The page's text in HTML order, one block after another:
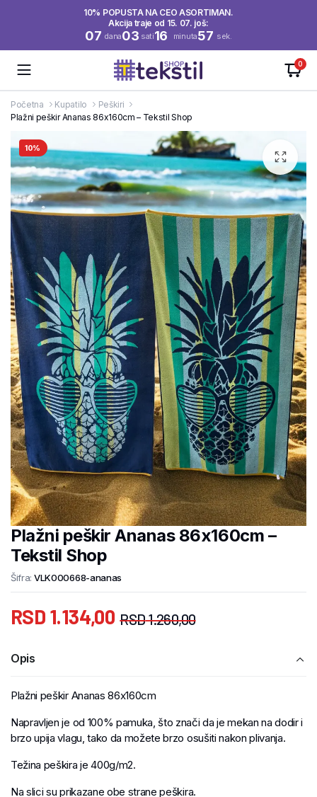
10% POPUSTA NA CEO ASORTIMAN.
Akcija traje od 15. 07. još:
07 dana03 sati16 minuta57 sek.
0
Početna Kupatilo
Peškiri
Plažni peškir Ananas 86x160cm – Tekstil Shop
10%
Plažni peškir Ananas 86x160cm –
Tekstil Shop
Šifra: VLK000668-ananas
RSD1.260,00
RSD 1.134,00
Opis
Plažni peškir Ananas 86x160cm
Napravljen je od 100% pamuka, što znači da je mekan na dodir i
brzo upija vlagu, tako da možete brzo osušiti nakon plivanja.
Težina peškira je 400g/m2.
Na slici su prikazane obe strane peškira.